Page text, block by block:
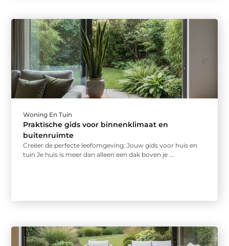
Woning En Tuin
Praktische gids voor binnenklimaat en
buitenruimte
Creëer de perfecte leefomgeving: Jouw gids voor huis en
tuin Je huis is meer dan alleen een dak boven je ...